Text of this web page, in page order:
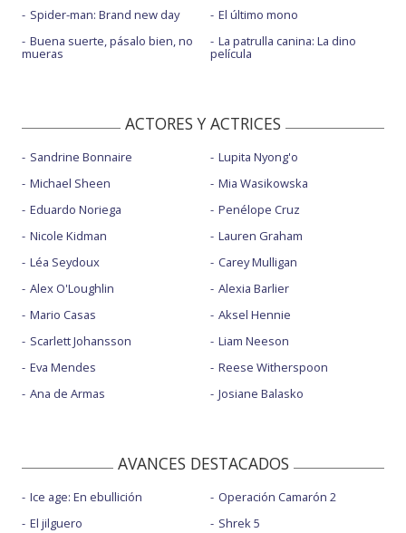
Spider-man: Brand new day
Buena suerte, pásalo bien, no
mueras
El último mono
La patrulla canina: La dino
película
ACTORES Y ACTRICES
Sandrine Bonnaire
Michael Sheen
Eduardo Noriega
Nicole Kidman
Léa Seydoux
Alex O'Loughlin
Mario Casas
Scarlett Johansson
Eva Mendes
Ana de Armas
Lupita Nyong'o
Mia Wasikowska
Penélope Cruz
Lauren Graham
Carey Mulligan
Alexia Barlier
Aksel Hennie
Liam Neeson
Reese Witherspoon
Josiane Balasko
AVANCES DESTACADOS
Ice age: En ebullición
El jilguero
Operación Camarón 2
Shrek 5